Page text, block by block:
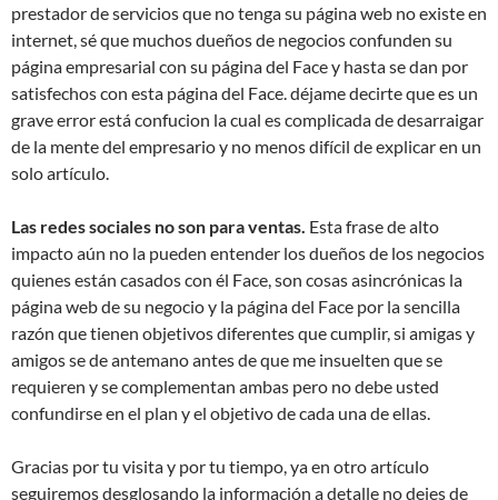
prestador de servicios que no tenga su página web no existe en
internet, sé que muchos dueños de negocios confunden su
página empresarial con su página del Face y hasta se dan por
satisfechos con esta página del Face. déjame decirte que es un
grave error está confucion la cual es complicada de desarraigar
de la mente del empresario y no menos difícil de explicar en un
solo artículo.
Las redes sociales no son para ventas. Esta frase de alto
impacto aún no la pueden entender los dueños de los negocios
quienes están casados con él Face, son cosas asincrónicas la
página web de su negocio y la página del Face por la sencilla
razón que tienen objetivos diferentes que cumplir, si amigas y
amigos se de antemano antes de que me insuelten que se
requieren y se complementan ambas pero no debe usted
confundirse en el plan y el objetivo de cada una de ellas.
Gracias por tu visita y por tu tiempo, ya en otro artículo
seguiremos desglosando la información a detalle no dejes de